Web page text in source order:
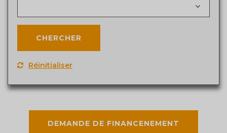
Réinitialiser
DEMANDE DE FINANCENEMENT